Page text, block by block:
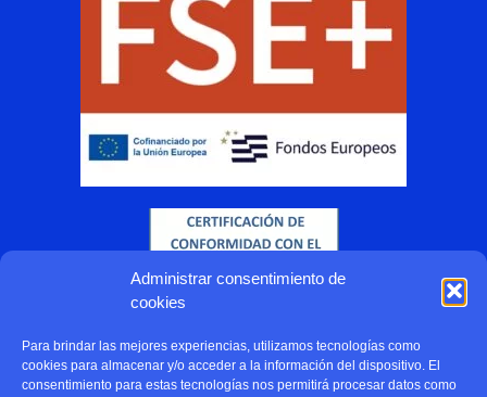
Administrar consentimiento de
cookies
Para brindar las mejores experiencias, utilizamos tecnologías como
cookies para almacenar y/o acceder a la información del dispositivo. El
consentimiento para estas tecnologías nos permitirá procesar datos como